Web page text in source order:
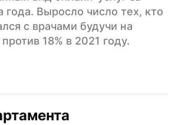
года. Выросло число тех, кто
с врачами будучи на
18% в 2021 году.